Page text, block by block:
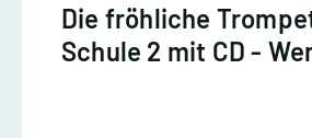
Die fröhliche
Schule 2 mit CD -